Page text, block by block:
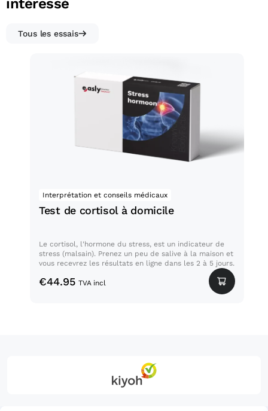
intéressé
Tous les essais
Test de cortisol à domicile
Interprétation et conseils médicaux
Test de cortisol à domicile
Le cortisol, l'hormone du stress, est un indicateur de
stress (malsain). Prenez un peu de salive à la maison et
vous recevrez les résultats en ligne dans les 2 à 5 jours.
€44.95 TVA incl